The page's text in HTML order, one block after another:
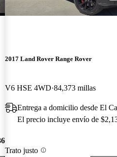
2017 Land Rover Range Rover
V6 HSE 4WD 84,373 millas
Entrega a domicilio desde El
El precio incluye envío de
Trato justo